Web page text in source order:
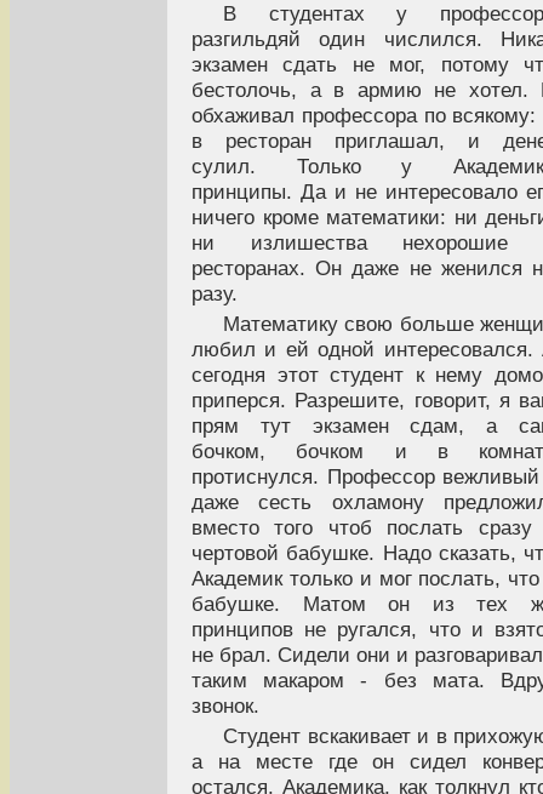
В студентах у
разгильдяй один числился.
экзамен сдать не мог, потому
бестолочь, а в армию не хотел.
обхаживал профессора по всякому:
в ресторан приглашал, и
сулил. Только у
принципы. Да и не интересовало
ничего кроме математики: ни
ни излишества нехорошие
ресторанах. Он даже не женился
разу.
Математику свою больше
любил и ей одной интересовался.
сегодня этот студент к нему
приперся. Разрешите, говорит, я
прям тут экзамен сдам, а
бочком, бочком и в
протиснулся. Профессор
даже сесть охламону
вместо того чтоб послать сразу
чертовой бабушке. Надо сказать,
Академик только и мог послать, что
бабушке. Матом он из тех
принципов не ругался, что и
не брал. Сидели они и
таким макаром - без мата.
звонок.
Студент вскакивает и в
а на месте где он сидел
остался. Академика, как толкнул